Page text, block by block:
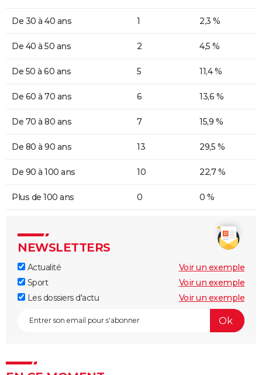
De 30 à 40 ans 1 2,3 %
De 40 à 50 ans 2 4,5 %
De 50 à 60 ans 5 11,4 %
De 60 à 70 ans 6 13,6 %
De 70 à 80 ans 7 15,9 %
De 80 à 90 ans 13 29,5 %
De 90 à 100 ans 10 22,7 %
Plus de 100 ans 0 0 %
NEWSLETTERS
Actualité
Voir un exemple
Sport
Voir un exemple
Les dossiers d'actu
Voir un exemple